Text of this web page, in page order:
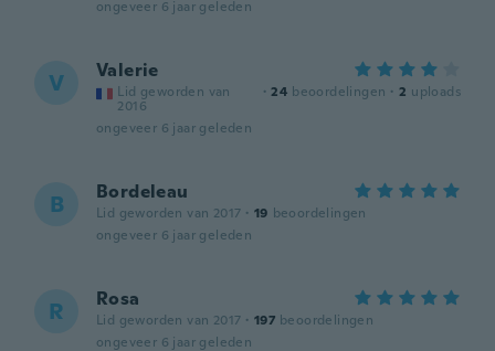
ongeveer 6 jaar geleden
V Valerie
Lid geworden van
2016
· 24 beoordelingen · 2 uploads
ongeveer 6 jaar geleden
B Bordeleau
Lid geworden van 2017 · 19 beoordelingen
ongeveer 6 jaar geleden
R Rosa
Lid geworden van 2017 · 197 beoordelingen
ongeveer 6 jaar geleden